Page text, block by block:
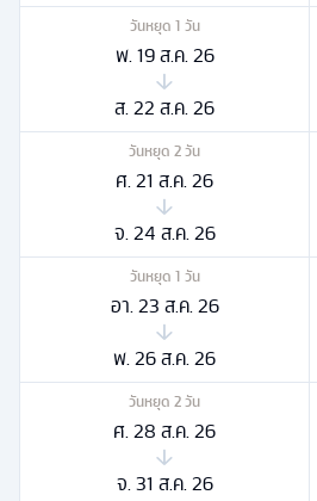
วันหยุด 1 วัน
พ. 19 ส.ค. 26
ส. 22 ส.ค. 26
วันหยุด 2วัน
ศ. 21 ส.ค. 26
จ. 24 ส.ค. 26
วันหยุด 1 วัน
อา. 23 ส.ค. 26
พ. 26 ส.ค. 26
วันหยุด 2วัน
ศ. 28 ส.ค. 26
จ. 31 ส.ค. 26